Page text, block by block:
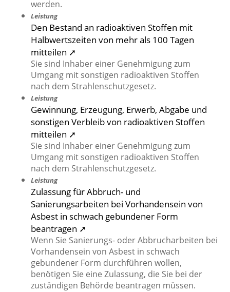
werden.
Leistung
Den Bestand an radioaktiven Stoffen mit
Halbwertszeiten von mehr als 100 Tagen
mitteilen ➚
Sie sind Inhaber einer Genehmigung zum
Umgang mit sonstigen radioaktiven Stoffen
nach dem Strahlenschutzgesetz.
Leistung
Gewinnung, Erzeugung, Erwerb, Abgabe und
sonstigen Verbleib von radioaktiven Stoffen
mitteilen ➚
Sie sind Inhaber einer Genehmigung zum
Umgang mit sonstigen radioaktiven Stoffen
nach dem Strahlenschutzgesetz.
Leistung
Zulassung für Abbruch- und
Sanierungsarbeiten bei Vorhandensein von
Asbest in schwach gebundener Form
beantragen ➚
Wenn Sie Sanierungs- oder Abbrucharbeiten bei
Vorhandensein von Asbest in schwach
gebundener Form durchführen wollen,
benötigen Sie eine Zulassung, die Sie bei der
zuständigen Behörde beantragen müssen.